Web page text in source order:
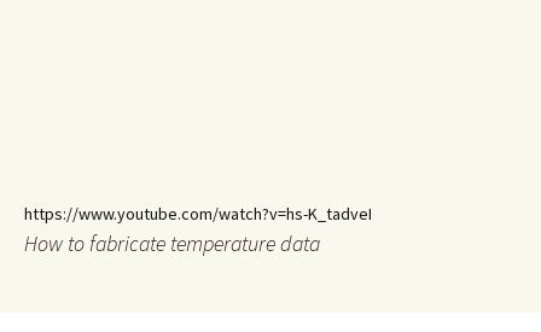
https://www.youtube.com/watch?v=hs-K_tadveI
How to fabricate temperature data